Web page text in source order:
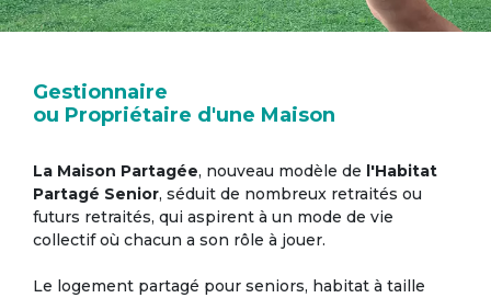
Gestionnaire
ou Propriétaire d'une Maison
La Maison Partagée, nouveau modèle de l'Habitat
Partagé Senior, séduit de nombreux retraités ou
futurs retraités, qui aspirent à un mode de vie
collectif où chacun a son rôle à jouer.
Le logement partagé pour seniors, habitat à taille